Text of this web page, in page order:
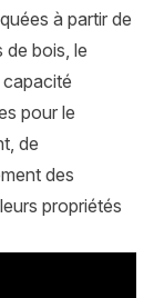
à partir de
de bois, le
pour le
de
des
propriétés